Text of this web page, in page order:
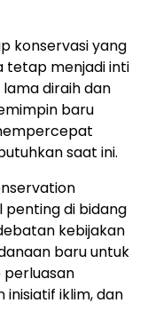
konservasi yang
tetap menjadi inti
diraih dan
baru
saat ini.
di bidang
kebijakan
baru untuk
perluasan
iklim, dan